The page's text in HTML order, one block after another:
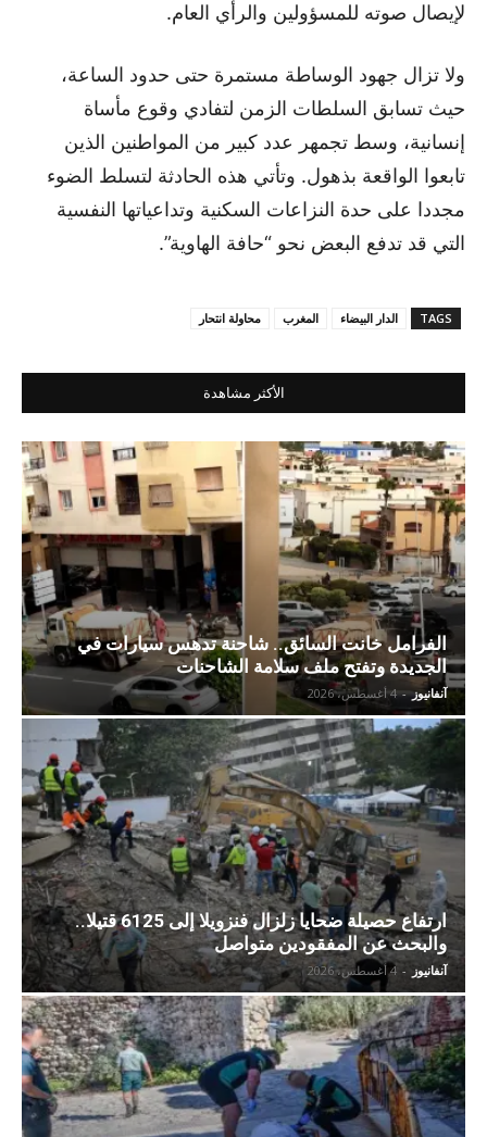
لإيصال صوته للمسؤولين والرأي العام.
ولا تزال جهود الوساطة مستمرة حتى حدود الساعة،
حيث تسابق السلطات الزمن لتفادي وقوع مأساة
إنسانية، وسط تجمهر عدد كبير من المواطنين الذين
تابعوا الواقعة بذهول. وتأتي هذه الحادثة لتسلط الضوء
مجددا على حدة النزاعات السكنية وتداعياتها النفسية
التي قد تدفع البعض نحو “حافة الهاوية”.
TAGS الدار البيضاء المغرب محاولة انتحار
الأكثر مشاهدة
الفرامل خانت السائق.. شاحنة تدهس سيارات في
الجديدة وتفتح ملف سلامة الشاحنات
آنفانيوز - 4 أغسطس، 2026
ارتفاع حصيلة ضحايا زلزال فنزويلا إلى 6125 قتيلا..
والبحث عن المفقودين متواصل
آنفانيوز - 4 أغسطس، 2026